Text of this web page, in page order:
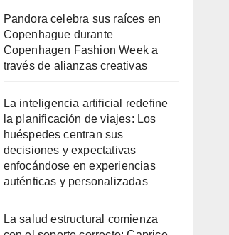
Pandora celebra sus raíces en
Copenhague durante
Copenhagen Fashion Week a
través de alianzas creativas
La inteligencia artificial redefine
la planificación de viajes: Los
huéspedes centran sus
decisiones y expectativas
enfocándose en experiencias
auténticas y personalizadas
La salud estructural comienza